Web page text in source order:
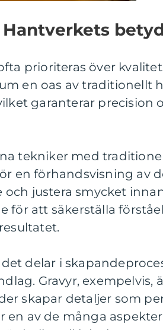
prioriteras över
en oas av traditionellt
garanterar precision
tekniker med
en förhandsvisning av
justera smycket
för att säkerställa
delar i
Gravyr, exempelvis,
skapar detaljer som
en av de många